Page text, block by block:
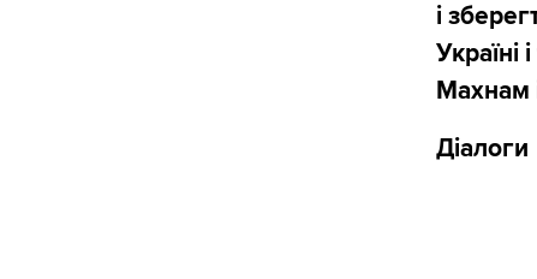
і
Махнам
Діалоги